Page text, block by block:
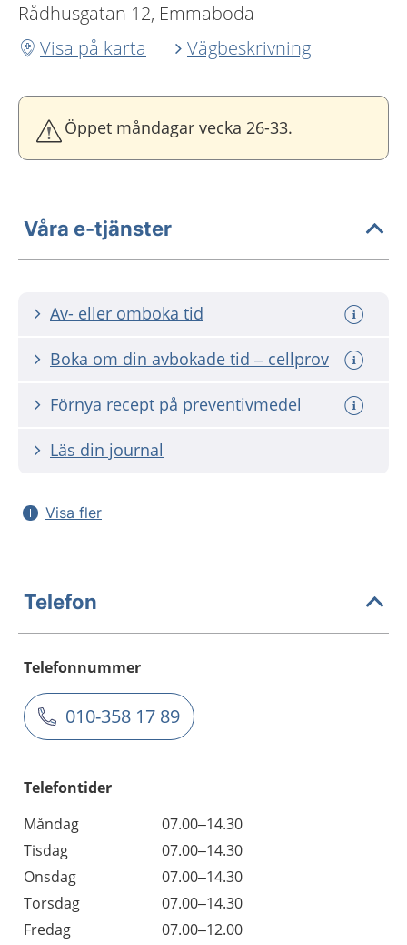
Rådhusgatan 12, Emmaboda
Visa på karta
Vägbeskrivning
Öppet måndagar vecka 26-33.
Våra e-tjänster
Av- eller omboka tid
Boka om din avbokade tid – cellprov
Förnya recept på preventivmedel
Läs din journal
Visa fler
Telefon
Telefonnummer
010-358 17 89
Telefontider
Måndag
07.00–14.30
Tisdag
07.00–14.30
Onsdag
07.00–14.30
Torsdag
07.00–14.30
Fredag
07.00–12.00